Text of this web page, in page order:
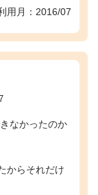
用月：2016/07
なかったのか
からそれだけ